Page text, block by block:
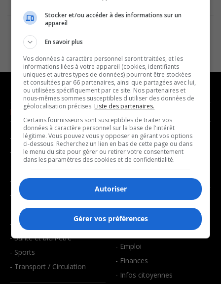
NOUVELLES
- Affaires municipales
- Communauté / Social
- Culture
- Économie
- Éducation
- Environnement
- Faits divers
- Santé et bien-être
- Sports
- Transport / Circulation
MUSIQUE
- Décompte franco
- Joué récemment
BALADOS
- Art de vivre
- Bien-être
- Emploi
- Finances
- Infos citoyennes
Stocker et/ou accéder à des informations sur un
appareil
En savoir plus
Vos données à caractère personnel seront traitées, et les
informations liées à votre appareil (cookies, identifiants
uniques et autres types de données) pourront être stockées
et consultées par 66 partenaires, ainsi que partagées avec lui,
ou utilisées spécifiquement par ce site. Nos partenaires et
nous-mêmes sommes susceptibles d'utiliser des données de
géolocalisation précises. Liste des partenaires.
Certains fournisseurs sont susceptibles de traiter vos
données à caractère personnel sur la base de l'intérêt
légitime. Vous pouvez vous y opposer en gérant vos options
ci-dessous. Recherchez un lien en bas de cette page ou dans
le menu du site pour gérer ou retirer votre consentement
dans les paramètres des cookies et de confidentialité.
Autoriser
Gérer vos préférences